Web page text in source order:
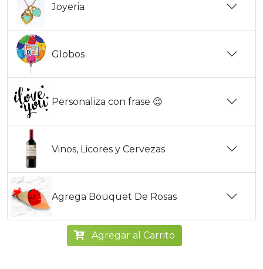
Joyeria
Globos
Personaliza con frase 😉
Vinos, Licores y Cervezas
Agrega Bouquet De Rosas
Agregar al Carrito